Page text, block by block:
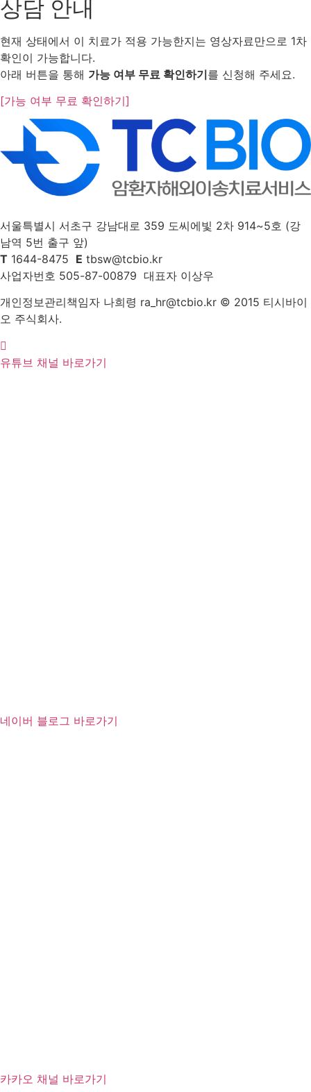
상담 안내
현재 상태에서 이 치료가 적용 가능한지는 영상자료만으로 1차
확인이 가능합니다.
아래 버튼을 통해 가능 여부 무료 확인하기를 신청해 주세요.
[가능 여부 무료 확인하기]
서울특별시 서초구 강남대로 359 도씨에빛 2차 914~5호 (강
남역 5번 출구 앞)
T 1644-8475 E tbsw@tcbio.kr
사업자번호 505-87-00879 대표자 이상우
개인정보관리책임자 나희령 ra_hr@tcbio.kr © 2015 티시바이
오 주식회사.
유튜브 채널 바로가기
네이버 블로그 바로가기
카카오 채널 바로가기